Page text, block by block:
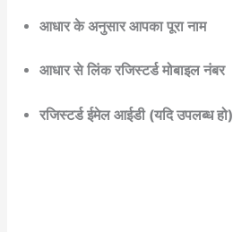
आधार के अनुसार आपका पूरा नाम
आधार से लिंक रजिस्टर्ड मोबाइल नंबर
रजिस्टर्ड ईमेल आईडी (यदि उपलब्ध हो)